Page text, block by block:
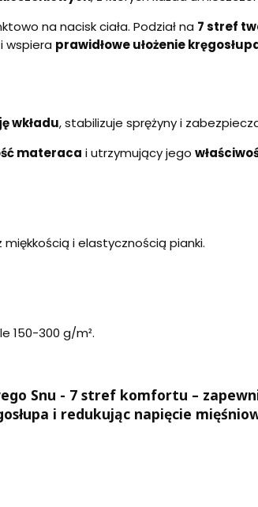
na nacisk ciała. Podział na 7 stref
wspiera prawidłowe ułożenie
wkładu, stabilizuje sprężyny i
materaca i utrzymujący jego
i elastycznością pianki.
150-300 g/m².
Snu - 7 stref komfortu –
i redukując napięcie